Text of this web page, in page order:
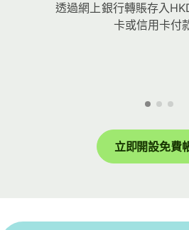
透過網上銀行轉賬存入
卡或信用卡付
立即開設免費